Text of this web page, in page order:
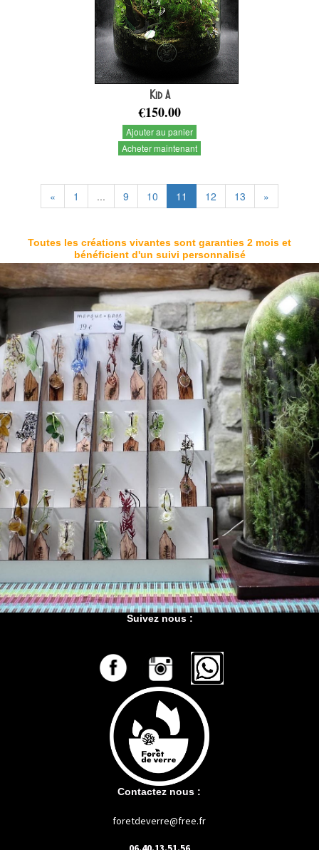
Kid A
€150.00
Ajouter au panier
Acheter maintenant
« 1 ... 9 10 11 12 13 »
Toutes les créations vivantes sont garanties 2 mois et
bénéficient d'un suivi personnalisé
Suivez nous :
Contactez nous :
foretdeverre@free.fr